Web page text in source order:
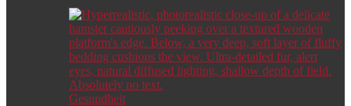
Gesundheit